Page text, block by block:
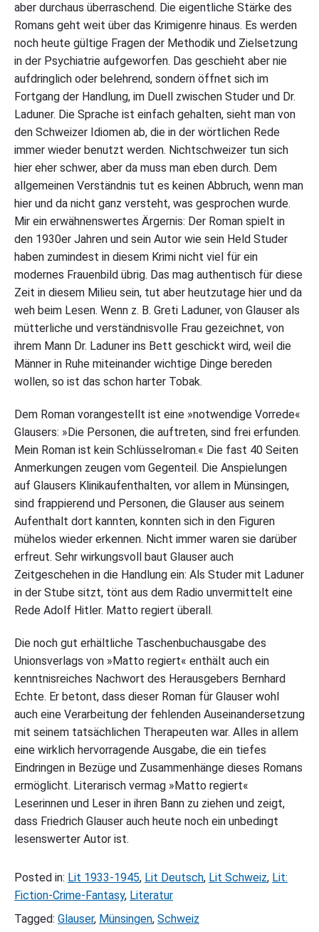
aber durchaus überraschend. Die eigentliche Stärke des
Romans geht weit über das Krimigenre hinaus. Es werden
noch heute gültige Fragen der Methodik und Zielsetzung
in der Psychiatrie aufgeworfen. Das geschieht aber nie
aufdringlich oder belehrend, sondern öffnet sich im
Fortgang der Handlung, im Duell zwischen Studer und Dr.
Laduner. Die Sprache ist einfach gehalten, sieht man von
den Schweizer Idiomen ab, die in der wörtlichen Rede
immer wieder benutzt werden. Nichtschweizer tun sich
hier eher schwer, aber da muss man eben durch. Dem
allgemeinen Verständnis tut es keinen Abbruch, wenn man
hier und da nicht ganz versteht, was gesprochen wurde.
Mir ein erwähnenswertes Ärgernis: Der Roman spielt in
den 1930er Jahren und sein Autor wie sein Held Studer
haben zumindest in diesem Krimi nicht viel für ein
modernes Frauenbild übrig. Das mag authentisch für diese
Zeit in diesem Milieu sein, tut aber heutzutage hier und da
weh beim Lesen. Wenn z. B. Greti Laduner, von Glauser als
mütterliche und verständnisvolle Frau gezeichnet, von
ihrem Mann Dr. Laduner ins Bett geschickt wird, weil die
Männer in Ruhe miteinander wichtige Dinge bereden
wollen, so ist das schon harter Tobak.
Dem Roman vorangestellt ist eine »notwendige Vorrede«
Glausers: »Die Personen, die auftreten, sind frei erfunden.
Mein Roman ist kein Schlüsselroman.« Die fast 40 Seiten
Anmerkungen zeugen vom Gegenteil. Die Anspielungen
auf Glausers Klinikaufenthalten, vor allem in Münsingen,
sind frappierend und Personen, die Glauser aus seinem
Aufenthalt dort kannten, konnten sich in den Figuren
mühelos wieder erkennen. Nicht immer waren sie darüber
erfreut. Sehr wirkungsvoll baut Glauser auch
Zeitgeschehen in die Handlung ein: Als Studer mit Laduner
in der Stube sitzt, tönt aus dem Radio unvermittelt eine
Rede Adolf Hitler. Matto regiert überall.
Die noch gut erhältliche Taschenbuchausgabe des
Unionsverlags von »Matto regiert« enthält auch ein
kenntnisreiches Nachwort des Herausgebers Bernhard
Echte. Er betont, dass dieser Roman für Glauser wohl
auch eine Verarbeitung der fehlenden Auseinandersetzung
mit seinem tatsächlichen Therapeuten war. Alles in allem
eine wirklich hervorragende Ausgabe, die ein tiefes
Eindringen in Bezüge und Zusammenhänge dieses Romans
ermöglicht. Literarisch vermag »Matto regiert«
Leserinnen und Leser in ihren Bann zu ziehen und zeigt,
dass Friedrich Glauser auch heute noch ein unbedingt
lesenswerter Autor ist.
Posted in: Lit 1933-1945, Lit Deutsch, Lit Schweiz, Lit:
Fiction-Crime-Fantasy, Literatur
Tagged: Glauser, Münsingen, Schweiz